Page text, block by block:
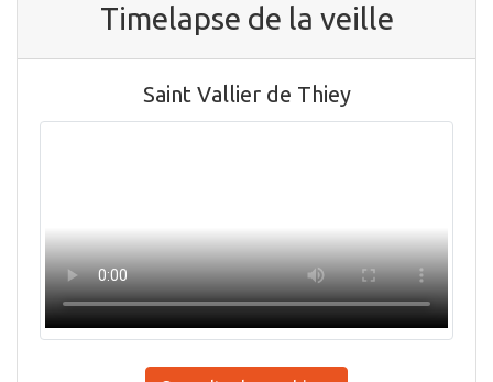
Timelapse de la veille
Saint Vallier de Thiey